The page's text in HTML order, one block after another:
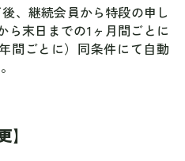
、継続会員から特段の申し
ら末日までの1ヶ月間ごとに
間ごとに）同条件にて自動